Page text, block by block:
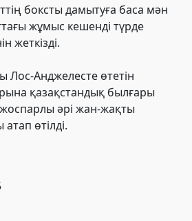
боксты дамытуға баса мән
жұмыс кешенді түрде
жеткізді.
Лос-Анджелесте өтетін
қазақстандық былғары
әрі жан-жақты
өтілді.